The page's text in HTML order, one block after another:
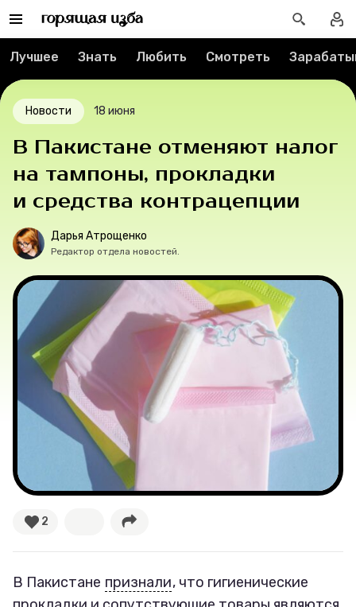
Спецпроекты
Контакты
О проекте
Мерч
О компании
Рубрики
Новости
Лучшее
Тесты
Секспросвет
Великие женщины
Тренды
Лучшее Знать Любить Смотреть
Новости 18 июня
В Пакистане отменяют налог
на тампоны, прокладки
и средства контрацепции
Дарья Атрощенко
Редактор отдела новостей.
2
В Пакистане признали, что гигиенические